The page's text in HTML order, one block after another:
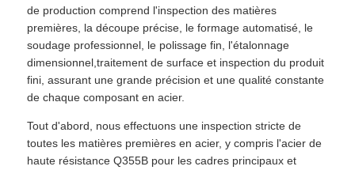
de production comprend l'inspection des matières
premières, la découpe précise, le formage automatisé, le
soudage professionnel, le polissage fin, l'étalonnage
dimensionnel,traitement de surface et inspection du produit
fini, assurant une grande précision et une qualité constante
de chaque composant en acier.
Tout d'abord, nous effectuons une inspection stricte de
toutes les matières premières en acier, y compris l'acier de
haute résistance Q355B pour les cadres principaux et